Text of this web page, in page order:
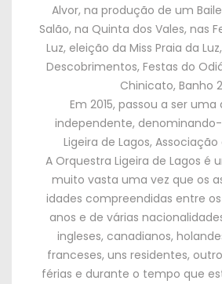
Alvor, na produção de um
Salão, na Quinta dos Vales, nas
Luz, eleição da Miss Praia da
Descobrimentos, Festas do
Chinicato, Banho
Em 2015, passou a ser
independente,
Ligeira de Lagos, Associação
A Orquestra Ligeira de Lagos é
muito vasta uma vez que os
idades compreendidas entre os
anos e de várias
ingleses, canadianos,
franceses, uns residentes,
férias e durante o tempo que